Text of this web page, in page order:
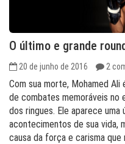
O último e grande
20 de junho de 2016 2
Com sua morte, Mohamed
de combates memoráveis
dos ringues. Ele aparece uma
acontecimentos de sua vida,
causa da força e carisma